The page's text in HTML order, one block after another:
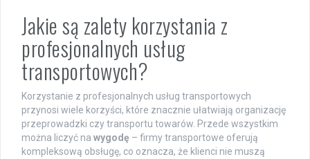
Jakie są zalety korzystania z
profesjonalnych usług
transportowych?
Korzystanie z profesjonalnych usług transportowych
przynosi wiele korzyści, które znacznie ułatwiają organizację
przeprowadzki czy transportu towarów. Przede wszystkim
można liczyć na wygodę – firmy transportowe oferują
kompleksową obsługę, co oznacza, że klienci nie muszą